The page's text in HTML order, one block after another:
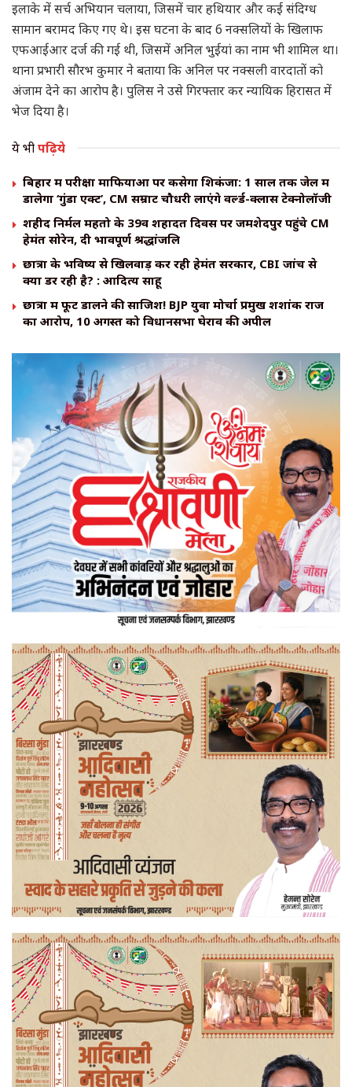
इलाके में सर्च अभियान चलाया, जिसमें चार हथियार और कई संदिग्ध
सामान बरामद किए गए थे। इस घटना के बाद 6 नक्सलियों के खिलाफ
एफआईआर दर्ज की गई थी, जिसमें अनिल भुईयां का नाम भी शामिल था।
थाना प्रभारी सौरभ कुमार ने बताया कि अनिल पर नक्सली वारदातों को
अंजाम देने का आरोप है। पुलिस ने उसे गिरफ्तार कर न्यायिक हिरासत में
भेज दिया है।
ये भीपढ़िये
बिहार में परीक्षा माफियाओं पर कसेगा शिकंजा: 1 साल तक जेल में
डालेगा ‘गुंडा एक्ट’, CM सम्राट चौधरी लाएंगे वर्ल्ड-क्लास टेक्नोलॉजी
शहीद निर्मल महतो के 39वें शहादत दिवस पर जमशेदपुर पहुंचे CM
हेमंत सोरेन, दी भावपूर्ण श्रद्धांजलि
छात्रों के भविष्य से खिलवाड़ कर रही हेमंत सरकार, CBI जांच से
क्यों डर रही है? : आदित्य साहू
छात्रों में फूट डालने की साजिश! BJP युवा मोर्चा प्रमुख शशांक राज
का आरोप, 10 अगस्त को विधानसभा घेराव की अपील